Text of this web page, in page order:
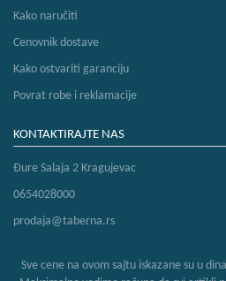
Kako naručiti
Cenovnik dostave
Kako ostvariti garanciju
Povrat robe i reklamacije
KONTAKTIRAJTE NAS
Đure Salaja 2 Kragujevac
0654028000
prodaja@taberna.rs
Sve cene na ovom sajtu iskazane su u